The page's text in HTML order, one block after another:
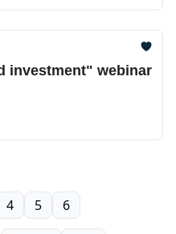
investment" webinar
4 5 6